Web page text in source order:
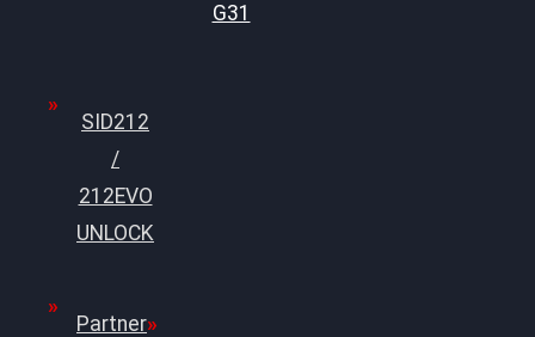
G31
SID212
/
212EVO
UNLOCK
Partner